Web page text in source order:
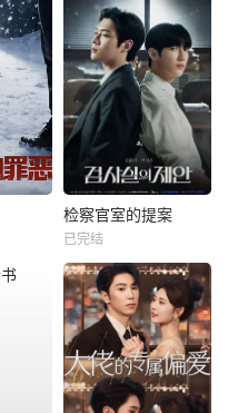
检察官室的提案
已完结